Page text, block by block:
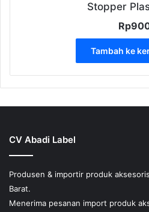
Stopper
Rp
Tambah ke
CV Abadi Label
Produsen & importir produk
Barat.
Menerima pesanan import produk